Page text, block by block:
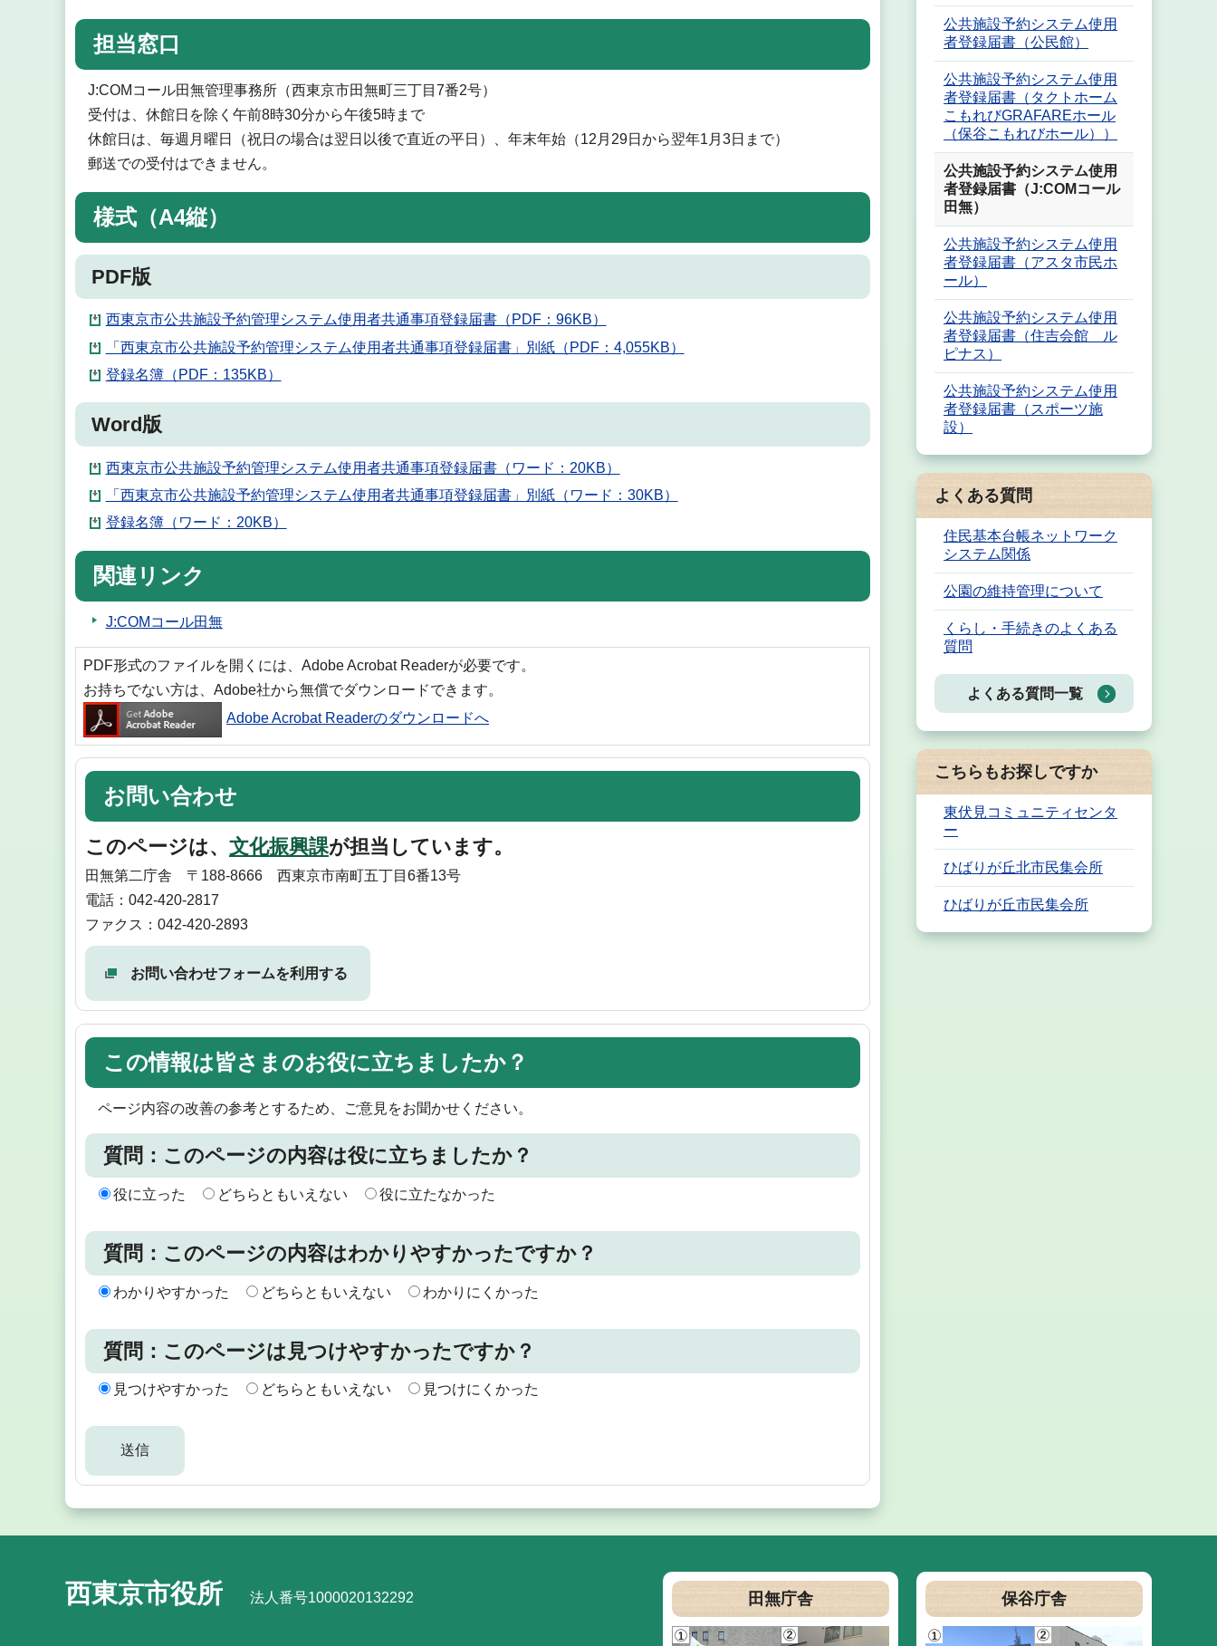
担当窓口
J:COMコール田無管理事務所（西東京市田無町三丁目7番2号）
受付は、休館日を除く午前8時30分から午後5時まで
休館日は、毎週月曜日（祝日の場合は翌日以後で直近の平日）、年末年始（12月29日から翌年1月3日まで）
郵送での受付はできません。
様式（A4縦）
PDF版
西東京市公共施設予約管理システム使用者共通事項登録届書（PDF：96KB）
「西東京市公共施設予約管理システム使用者共通事項登録届書」別紙（PDF：4,055KB）
登録名簿（PDF：135KB）
Word版
西東京市公共施設予約管理システム使用者共通事項登録届書（ワード：20KB）
「西東京市公共施設予約管理システム使用者共通事項登録届書」別紙（ワード：30KB）
登録名簿（ワード：20KB）
関連リンク
J:COMコール田無
PDF形式のファイルを開くには、Adobe Acrobat Readerが必要です。
お持ちでない方は、Adobe社から無償でダウンロードできます。
Adobe Acrobat Readerのダウンロードへ
お問い合わせ
このページは、 文化振興課が担当しています。
田無第二庁舎 〒188-8666 西東京市南町五丁目6番13号
電話：042-420-2817
ファクス：042-420-2893
お問い合わせフォームを利用する
この情報は皆さまのお役に立ちましたか？
ページ内容の改善の参考とするため、ご意見をお聞かせください。
質問：このページの内容は役に立ちましたか？
役に立った どちらともいえない 役に立たなかった
質問：このページの内容はわかりやすかったですか？
わかりやすかった どちらともいえない わかりにくかった
質問：このページは見つけやすかったですか？
見つけやすかった どちらともいえない 見つけにくかった
公共施設予約システム使用
者登録届書（公民館）
公共施設予約システム使用
者登録届書（タクトホーム
こもれびGRAFAREホール
（保谷こもれびホール））
公共施設予約システム使用
者登録届書（J:COMコール
田無）
公共施設予約システム使用
者登録届書（アスタ市民ホ
ール）
公共施設予約システム使用
者登録届書（住吉会館 ル
ピナス）
公共施設予約システム使用
者登録届書（スポーツ施
設）
よくある質問
住民基本台帳ネットワーク
システム関係
公園の維持管理について
くらし・手続きのよくある
質問
よくある質問一覧
こちらもお探しですか
東伏見コミュニティセンタ
ー
ひばりが丘北市民集会所
ひばりが丘市民集会所
西東京市役所 法人番号1000020132292 田無庁舎 保谷庁舎